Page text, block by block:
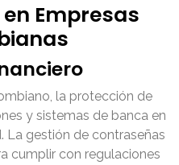
Empresas
la protección de
y sistemas de banca en
La gestión de contraseñas
cumplir con regulaciones